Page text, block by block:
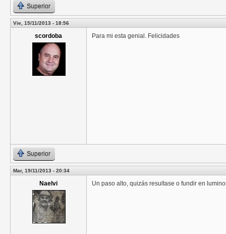
Superior
Vie, 15/11/2013 - 18:56
scordoba Para mi esta genial. Felicidades
Superior
Mar, 19/11/2013 - 20:34
Naelvi Un paso alto, quizás resultase o fundir en